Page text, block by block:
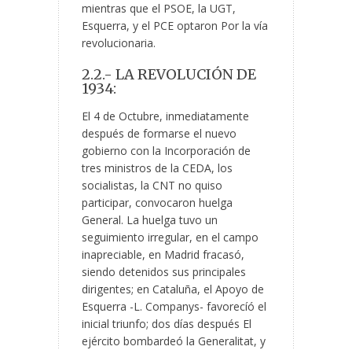
mientras que el PSOE, la UGT,
Esquerra, y el PCE optaron Por la vía
revolucionaria.
2.2.- LA REVOLUCIÓN DE
1934:
El 4 de Octubre, inmediatamente
después de formarse el nuevo
gobierno con la Incorporación de
tres ministros de la CEDA, los
socialistas, la CNT no quiso
participar, convocaron huelga
General. La huelga tuvo un
seguimiento irregular, en el campo
inapreciable, en Madrid fracasó,
siendo detenidos sus principales
dirigentes; en Cataluña, el Apoyo de
Esquerra -L. Companys- favorecíó el
inicial triunfo; dos días después El
ejército bombardeó la Generalitat, y